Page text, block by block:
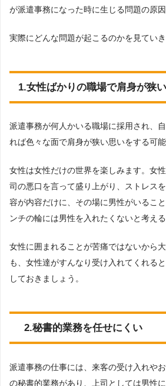
が派遣事務になった時に生じる問題の原因
実際にどんな問題が起こるのかを見ていき
1.女性ばかりの職場で肩身が狭
派遣事務が何人かいる職場に採用され、
れば色々な面で肩身が狭い思いをする可能
女性は女性だけの世界を楽しみます。女
司の悪口を言って盛り上がり、ストレス
容が内容だけに、その場に男性がいるこ
ンチの輪には男性を入れたくないと考える
女性に囲まれることが苦痛ではないから
も、女性達がすんなり受け入れてくれる
しておきましょう。
2.秘書的業務を任せにくい
派遣事務の仕事には、来客の受け入れや
の秘書的業務があり、上司としては男性